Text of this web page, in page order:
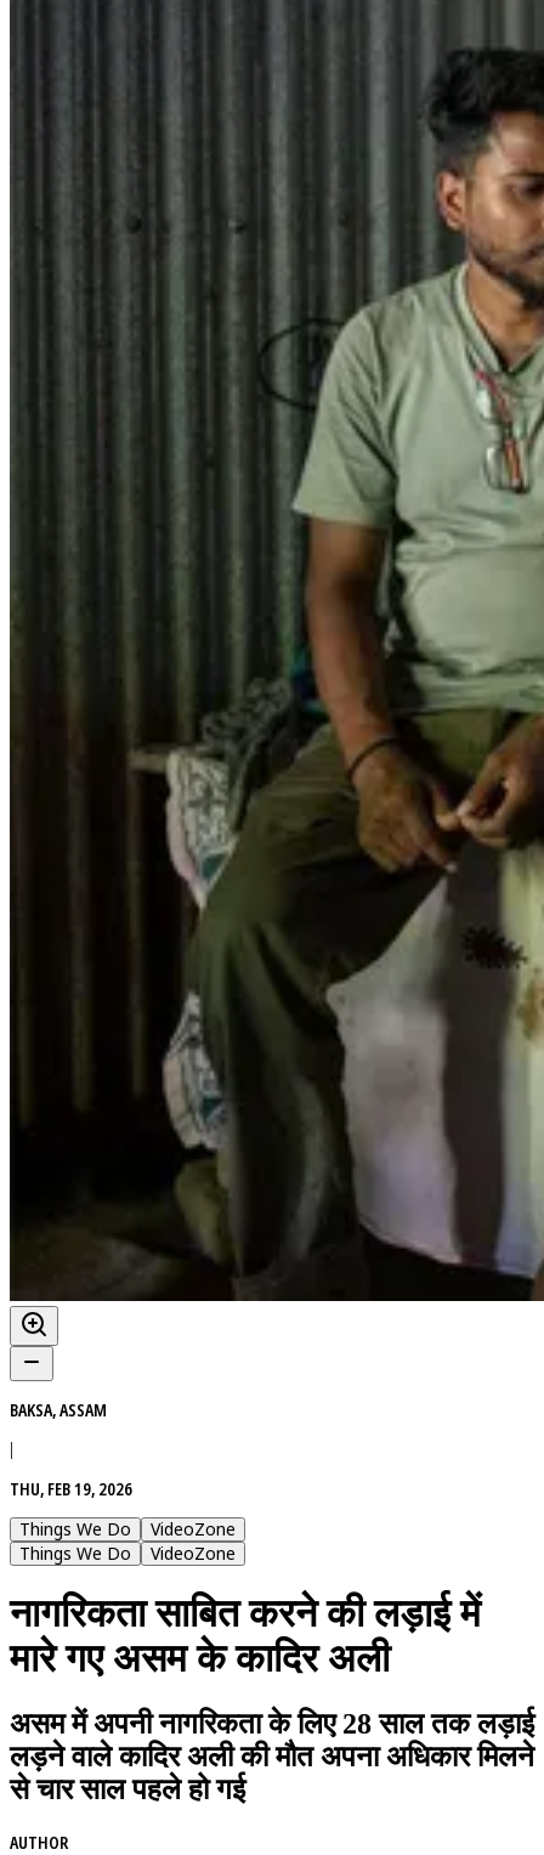
BAKSA, ASSAM
|
THU, FEB 19, 2026
Things We Do
VideoZone
Things We Do
VideoZone
नागरिकता साबित करने की लड़ाई में
मारे गए असम के कादिर अली
असम में अपनी नागरिकता के लिए 28 साल तक लड़ाई
लड़ने वाले कादिर अली की मौत अपना अधिकार मिलने
से चार साल पहले हो गई
AUTHOR